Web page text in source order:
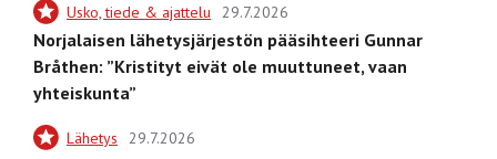
Usko, tiede & ajattelu 29.7.2026
Norjalaisen lähetysjärjestön pääsihteeri Gunnar
Bråthen: ”Kristityt eivät ole muuttuneet, vaan
yhteiskunta”
Lähetys 29.7.2026